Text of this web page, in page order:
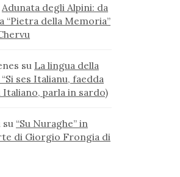
Adunata degli Alpini: da
“Pietra della Memoria”
su La lingua della
ses Italianu, faedda
Italiano, parla in sardo)
su “Su Nuraghe” in
di Giorgio Frongia di